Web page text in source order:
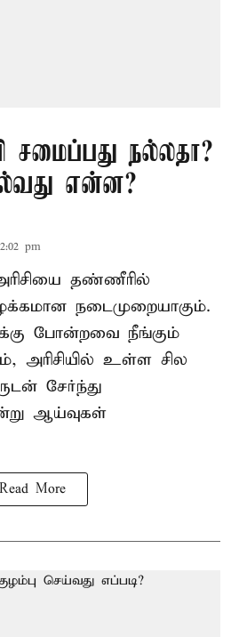
சமைப்பது நல்லதா?
என்ன?
pm
தண்ணீரில்
நடைமுறையாகும்.
போன்றவை நீங்கும்
அரிசியில் உள்ள சில
சேர்ந்து
ஆய்வுகள்
Read More